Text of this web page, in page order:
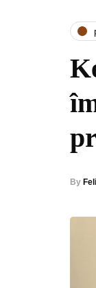
By